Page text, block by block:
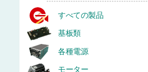
すべての製品
基板類
各種電源
モーター